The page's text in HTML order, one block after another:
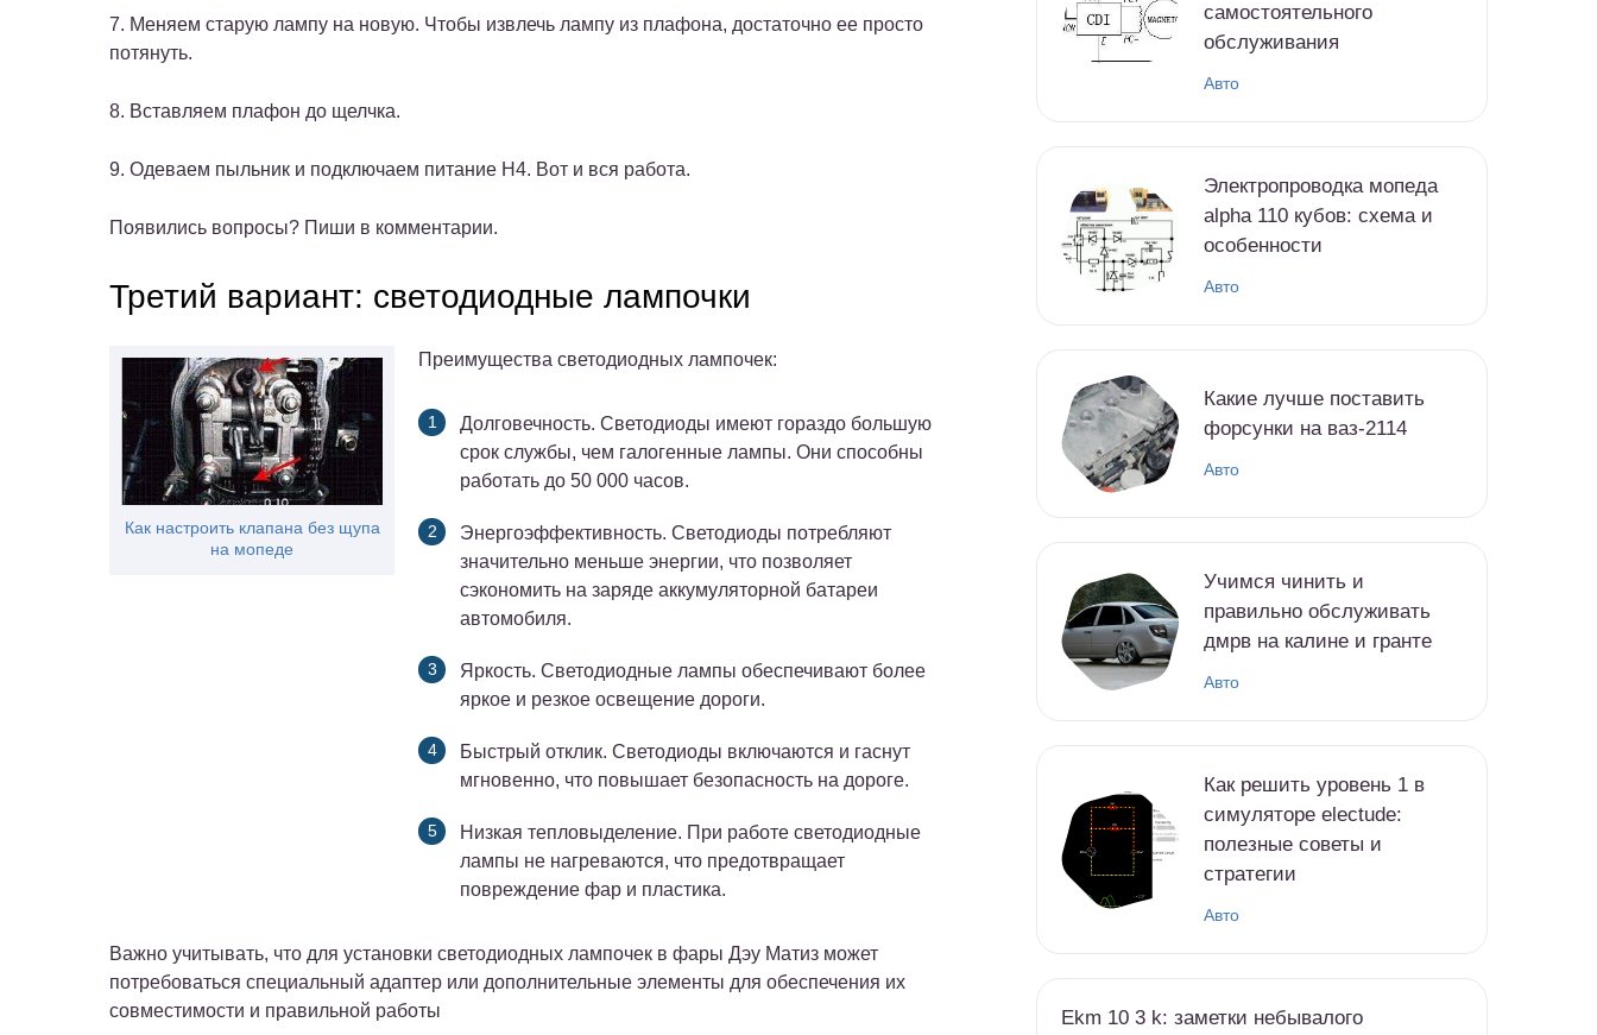
7. Меняем старую лампу на новую. Чтобы извлечь лампу из плафона, достаточно ее просто
потянуть.
8. Вставляем плафон до щелчка.
9. Одеваем пыльник и подключаем питание H4. Вот и вся работа.
Появились вопросы? Пиши в комментарии.
Третий вариант: светодиодные лампочки
Как настроить клапана без щупа
на мопеде
Преимущества светодиодных лампочек:
Долговечность. Светодиоды имеют гораздо большую
срок службы, чем галогенные лампы. Они способны
работать до 50 000 часов.
Энергоэффективность. Светодиоды потребляют
значительно меньше энергии, что позволяет
сэкономить на заряде аккумуляторной батареи
автомобиля.
Яркость. Светодиодные лампы обеспечивают более
яркое и резкое освещение дороги.
Быстрый отклик. Светодиоды включаются и гаснут
мгновенно, что повышает безопасность на дороге.
Низкая тепловыделение. При работе светодиодные
лампы не нагреваются, что предотвращает
повреждение фар и пластика.
Важно учитывать, что для установки светодиодных лампочек в фары Дэу Матиз может
потребоваться специальный адаптер или дополнительные элементы для обеспечения их
совместимости и правильной работы
самостоятельного
обслуживания
Авто
Электропроводка мопеда
alpha 110 кубов: схема и
особенности
Авто
Какие лучше поставить
форсунки на ваз-2114
Авто
Учимся чинить и
правильно обслуживать
дмрв на калине и гранте
Авто
Как решить уровень 1 в
симуляторе electude:
полезные советы и
стратегии
Авто
Ekm 10 3 k: заметки небывалого